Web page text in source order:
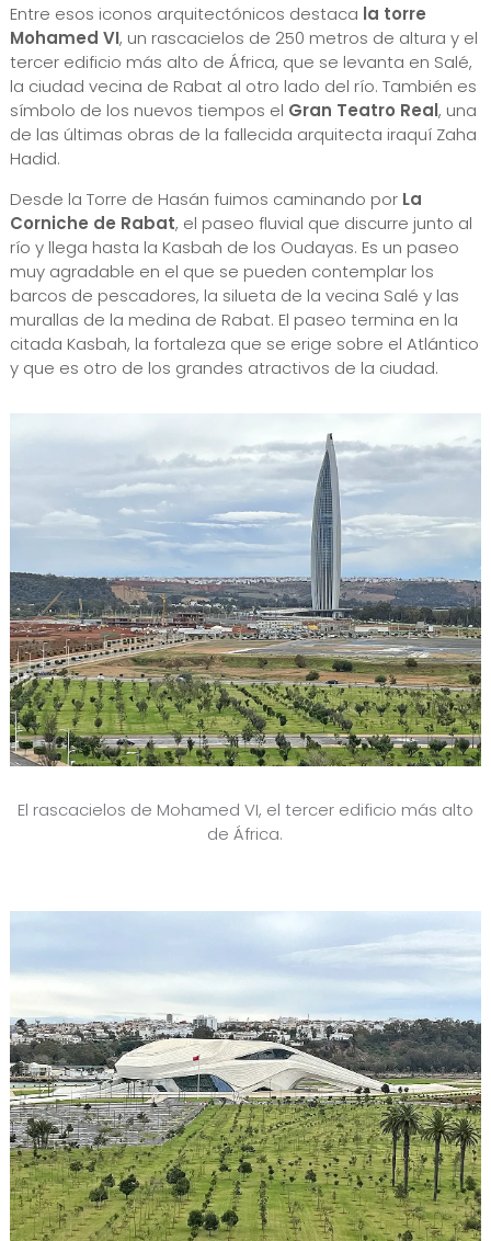
Entre esos iconos arquitectónicos destaca la torre
Mohamed VI, un rascacielos de 250 metros de altura y el
tercer edificio más alto de África, que se levanta en Salé,
la ciudad vecina de Rabat al otro lado del río. También es
símbolo de los nuevos tiempos el Gran Teatro Real, una
de las últimas obras de la fallecida arquitecta iraquí Zaha
Hadid.
Desde la Torre de Hasán fuimos caminando por La
Corniche de Rabat, el paseo fluvial que discurre junto al
río y llega hasta la Kasbah de los Oudayas. Es un paseo
muy agradable en el que se pueden contemplar los
barcos de pescadores, la silueta de la vecina Salé y las
murallas de la medina de Rabat. El paseo termina en la
citada Kasbah, la fortaleza que se erige sobre el Atlántico
y que es otro de los grandes atractivos de la ciudad.
El rascacielos de Mohamed VI, el tercer edificio más alto
de África.